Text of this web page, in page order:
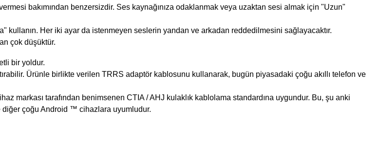
bakımından benzersizdir. Ses kaynağınıza odaklanmak veya uzaktan sesi almak için "Uzun"
kullanın. Her iki ayar da istenmeyen seslerin yandan ve arkadan reddedilmesini sağlayacaktır.
çok düşüktür.
bir yoldur.
Ürünle birlikte verilen TRRS adaptör kablosunu kullanarak, bugün piyasadaki çoğu akıllı telefon ve
markası tarafından benimsenen CTIA / AHJ kulaklık kablolama standardına uygundur. Bu, şu anki
çoğu Android ™ cihazlara uyumludur.